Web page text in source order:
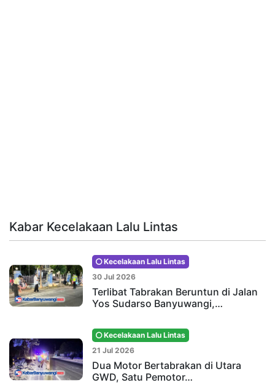
Kabar Kecelakaan Lalu Lintas
Kecelakaan Lalu Lintas
30 Jul 2026
Terlibat Tabrakan Beruntun di Jalan
Yos Sudarso Banyuwangi,…
Kecelakaan Lalu Lintas
21 Jul 2026
Dua Motor Bertabrakan di Utara
GWD, Satu Pemotor…